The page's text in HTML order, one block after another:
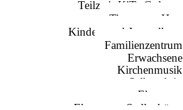
Teilzteit-KiTa Goltzstr.
Tigerenten Hort
Kinder- und Jugendhaus
Familienzentrum
Erwachsene
Kirchenmusik
Selbst aktiv
Ehrenamt